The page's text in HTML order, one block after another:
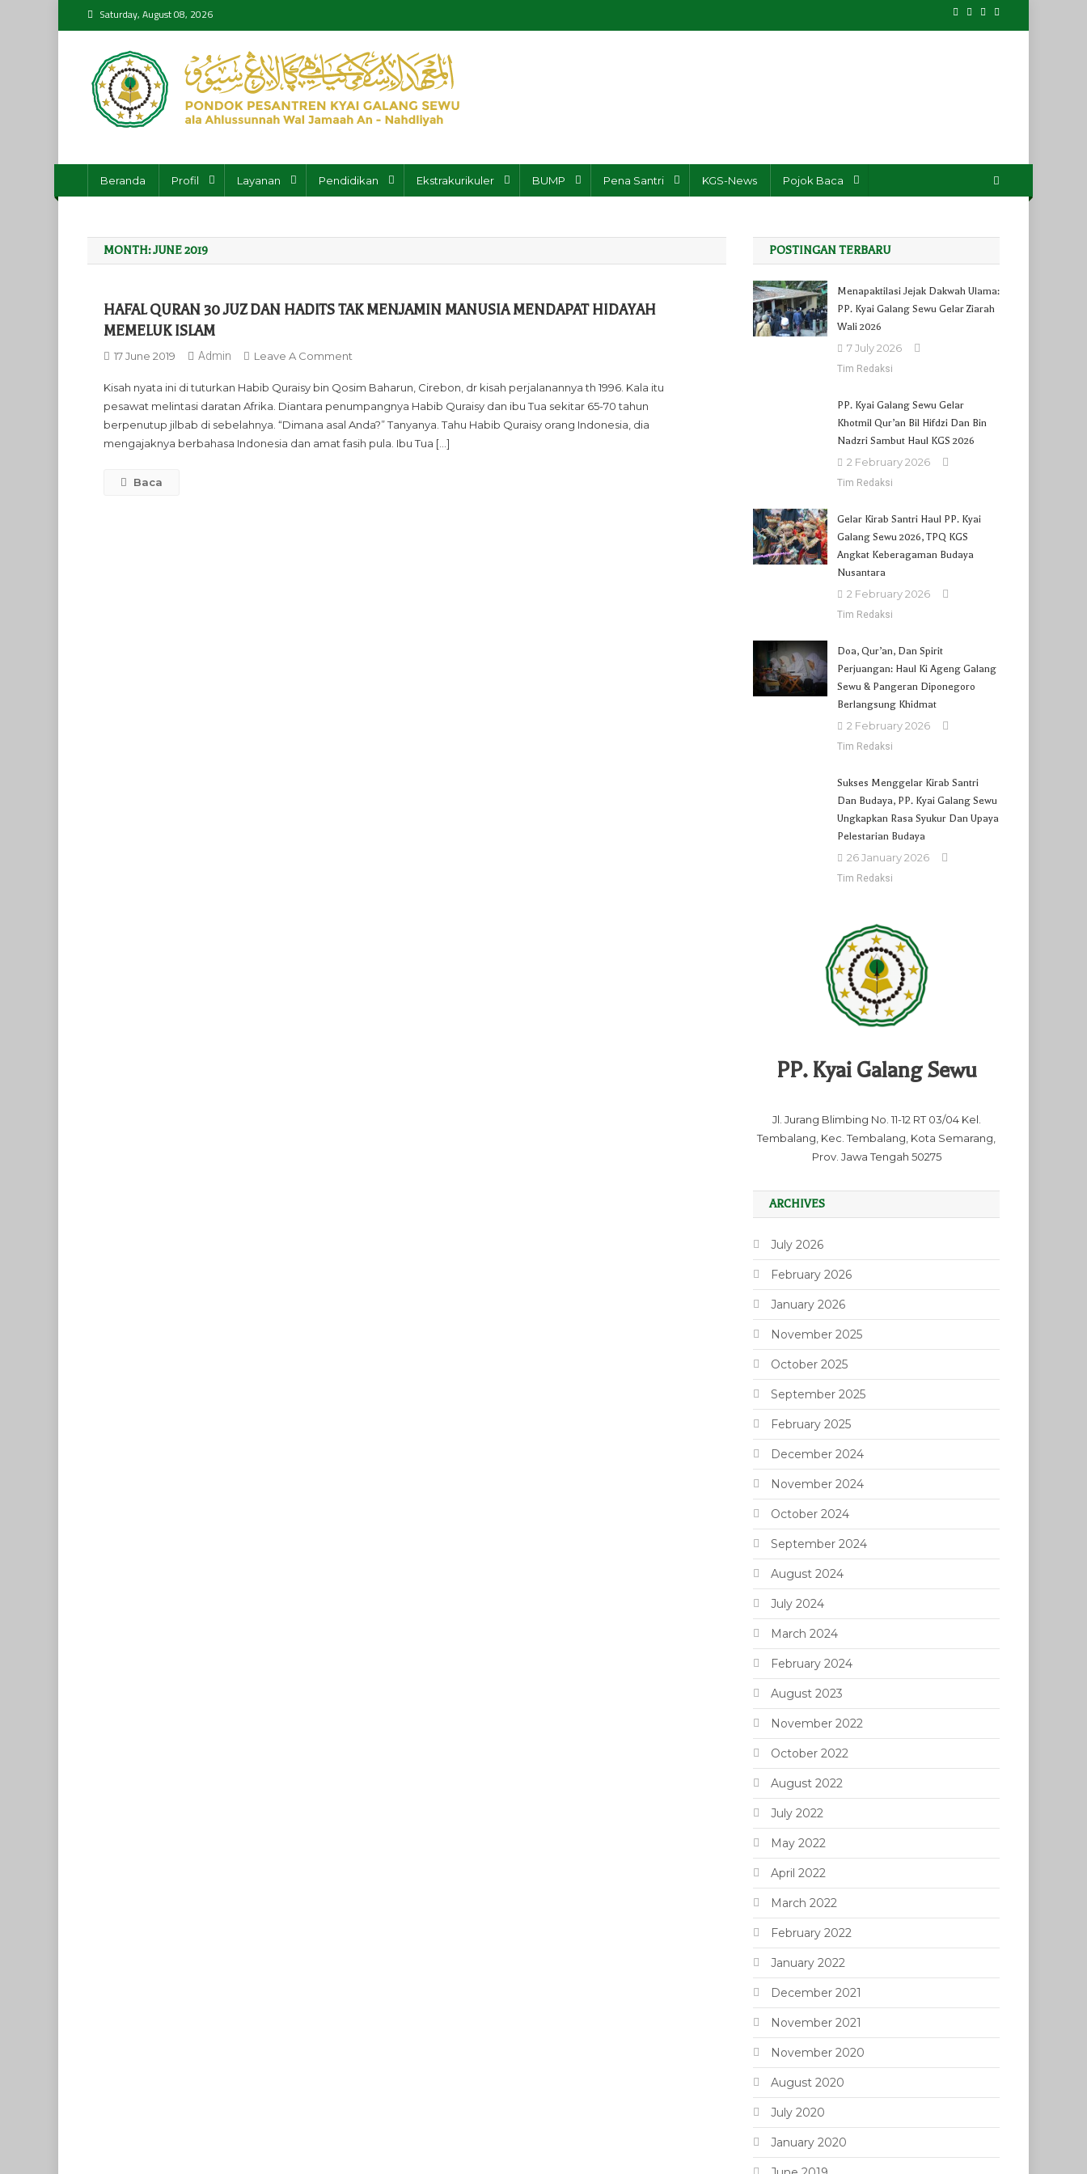
to
Saturday, August 08, 2026
Beranda Profil Layanan Pendidikan Ekstrakurikuler BUMP Pena Santri KGS-News Pojok Baca
MONTH:JUNE 2019
HAFAL QURAN 30 JUZ DAN HADlTS TAK MENJAMIN MANUSIA MENDAPAT HIDAYAH
MEMELUK ISLAM
17 June 2019 Admin Leave A Comment
QURAN
30
JUZ
DAN
Kisah nyata ini di tuturkan Habib Quraisy bin Qosim Baharun, Cirebon, dr kisah perjalanannya th 1996. Kala itu
pesawat melintasi daratan Afrika. Diantara penumpangnya Habib Quraisy dan ibu Tua sekitar 65-70 tahun
berpenutup jilbab di sebelahnya. “Dimana asal Anda?” Tanyanya. Tahu Habib Quraisy orang Indonesia, dia
mengajaknya berbahasa Indonesia dan amat fasih pula. Ibu Tua […]
Baca
POSTINGAN TERBARU
Menapaktilasi Jejak Dakwah Ulama:
PP. Kyai Galang Sewu Gelar Ziarah
Wali 2026
7 July 2026
Tim Redaksi
PP. Kyai Galang Sewu Gelar
Khotmil Qur’an Bil Hifdzi Dan Bin
Nadzri Sambut Haul KGS 2026
2 February 2026
Tim Redaksi
Gelar Kirab Santri Haul PP. Kyai
Galang Sewu 2026, TPQ KGS
Angkat Keberagaman Budaya
Nusantara
2 February 2026
Tim Redaksi
Doa, Qur’an, Dan Spirit
Perjuangan: Haul Ki Ageng Galang
Sewu & Pangeran Diponegoro
Berlangsung Khidmat
2 February 2026
Tim Redaksi
Sukses Menggelar Kirab Santri
Dan Budaya, PP. Kyai Galang Sewu
Ungkapkan Rasa Syukur Dan Upaya
Pelestarian Budaya
26 January 2026
Tim Redaksi
PP. Kyai Galang Sewu
Jl. Jurang Blimbing No. 11-12 RT 03/04 Kel.
Tembalang, Kec. Tembalang, Kota Semarang,
Prov. Jawa Tengah 50275
ARCHIVES
July 2026
February 2026
January 2026
November 2025
October 2025
September 2025
February 2025
December 2024
November 2024
October 2024
September 2024
August 2024
July 2024
March 2024
February 2024
August 2023
November 2022
October 2022
August 2022
July 2022
May 2022
April 2022
March 2022
February 2022
January 2022
December 2021
November 2021
November 2020
August 2020
July 2020
January 2020